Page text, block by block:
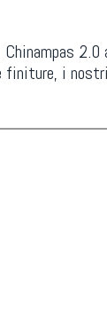
finiture, i